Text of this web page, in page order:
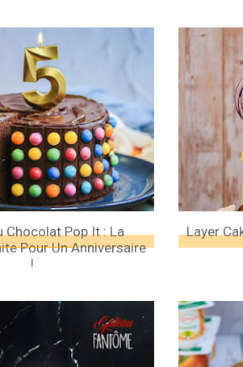
Chocolat Pop It : La
Pour Un Anniversaire
!
Layer